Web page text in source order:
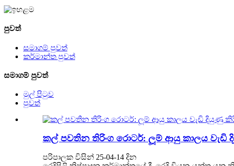
පුවත්
සමාගම් පුවත්
කර්මාන්ත පුවත්
සමාගම් පුවත්
මුල් පිටුව
පුවත්
කල් පවතින තිරිංග රොටර්: ලූම් ආයු කාලය වැඩි
පරිපාලක විසින් 25-04-14 දින